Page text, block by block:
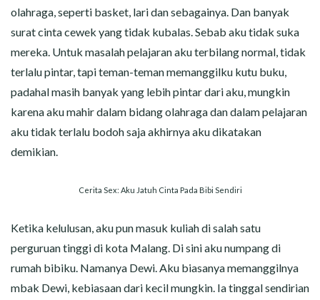
olahraga, seperti basket, lari dan sebagainya. Dan banyak
surat cinta cewek yang tidak kubalas. Sebab aku tidak suka
mereka. Untuk masalah pelajaran aku terbilang normal, tidak
terlalu pintar, tapi teman-teman memanggilku kutu buku,
padahal masih banyak yang lebih pintar dari aku, mungkin
karena aku mahir dalam bidang olahraga dan dalam pelajaran
aku tidak terlalu bodoh saja akhirnya aku dikatakan
demikian.
Cerita Sex: Aku Jatuh Cinta Pada Bibi Sendiri
Ketika kelulusan, aku pun masuk kuliah di salah satu
perguruan tinggi di kota Malang. Di sini aku numpang di
rumah bibiku. Namanya Dewi. Aku biasanya memanggilnya
mbak Dewi, kebiasaan dari kecil mungkin. Ia tinggal sendirian
CERITA ISTRI SELINGKUH